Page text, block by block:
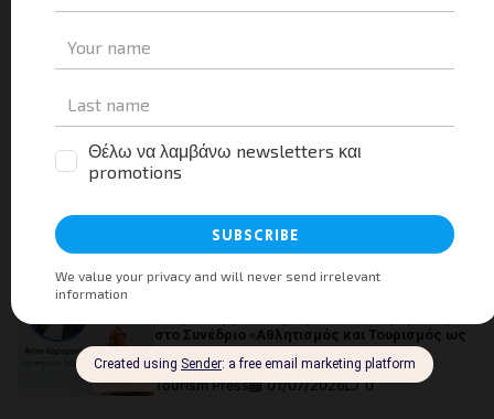
όραμα του ΙΤΕΠ για την επόμενη ημέρα
Τουρισμού και ΣΕΤΕ
Tourism Press
07/07/2026
λιμένα Γαΐου στους Παξούς
στο Συνέδριο «Αθλητισμός και Τουρισμός ως
Tourism Press
01/07/2026 0